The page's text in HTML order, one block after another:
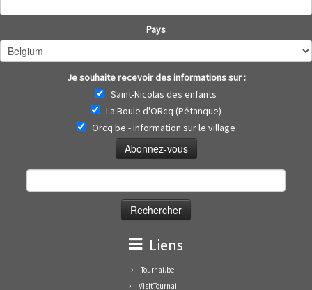
Pays
Je souhaite recevoir des informations sur :
Saint-Nicolas des enfants
La Boule d'ORcq (Pétanque)
Orcq.be - information sur le village
Liens
Tournai.be
VisitTournai